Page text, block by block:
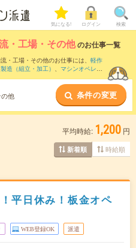
気になる! ログイン 検索
・工場・その他のお仕事一覧
・工場・その他のお仕事には、 軽作
製造（組立・加工） 、 マシンオペレー
他 条件の変更
平均時給: 1,200 円
新着順 時給順
平日休み！板金オペ
WEB登録OK 派遣